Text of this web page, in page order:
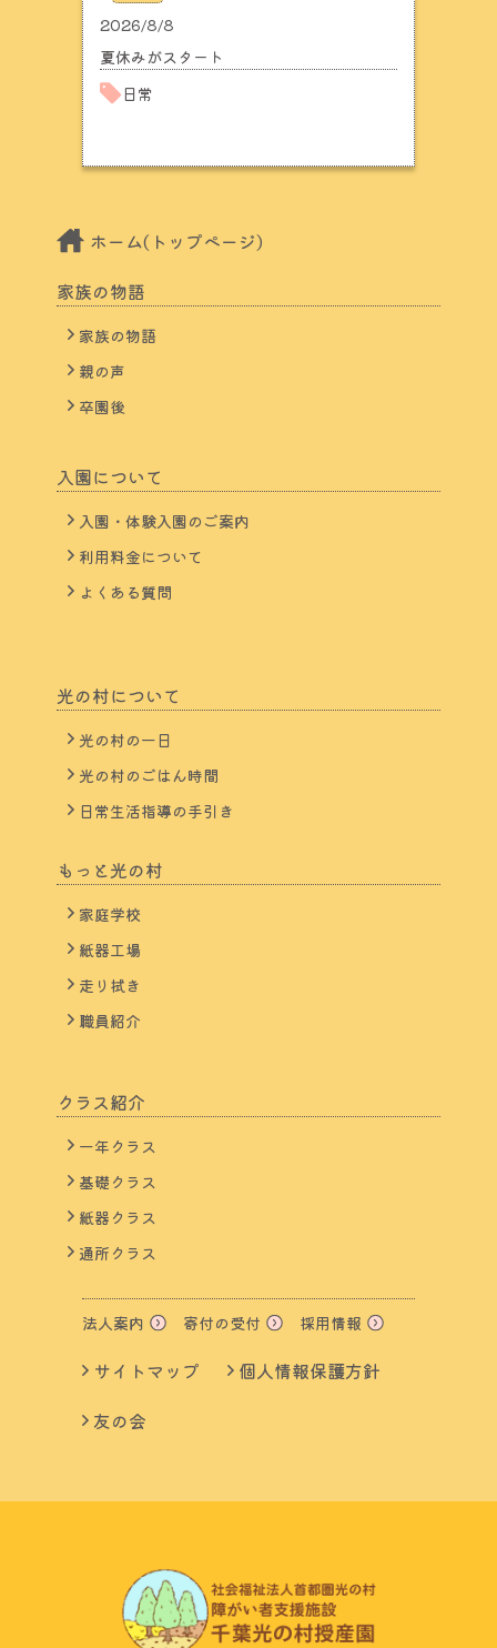
ホーム(トップページ)
家族の物語
家族の物語
親の声
卒園後
入園について
入園・体験入園のご案内
利用料金について
よくある質問
光の村について
光の村の一日
光の村のごはん時間
日常生活指導の手引き
もっと光の村
家庭学校
紙器工場
走り拭き
職員紹介
クラス紹介
一年クラス
基礎クラス
紙器クラス
通所クラス
法人案内 寄付の受付 採用情報
サイトマップ
個人情報保護方針
友の会
2026/8/8
夏休みがスタート
日常